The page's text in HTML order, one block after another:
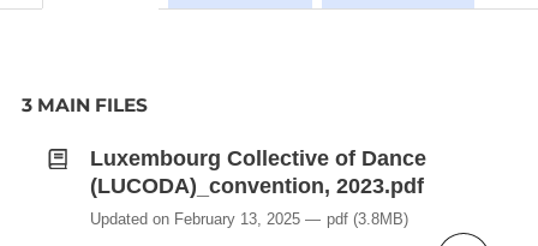
Depuis sa création, l'association a proposé
l'œuvre d'Edward Steichen, présentée dans le
(2019), « In Continuum», une collaboration
internationale avec la Staatsgalerie Saarbrücken
dans le cadre du Festival Perspectives (2021) ou
3 MAIN FILES
Luxembourg Collective of Dance
(LUCODA)_convention, 2023.pdf
Updated on February 13, 2025 pdf (3.8MB)